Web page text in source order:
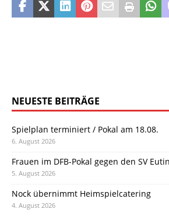
NEUESTE BEITRÄGE
Spielplan terminiert / Pokal am 18.08.
6. August 2026
Frauen im DFB-Pokal gegen den SV
5. August 2026
Nock übernimmt Heimspielcatering
4. August 2026